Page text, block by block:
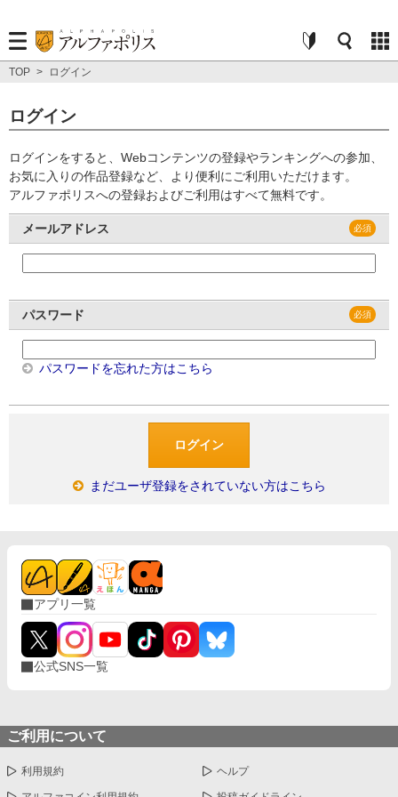
TOP > ログイン
ログイン
ログインをすると、Webコンテンツの登録やランキングへの参加、
お気に入りの作品登録など、より便利にご利用いただけます。
アルファポリスへの登録およびご利用はすべて無料です。
メールアドレス
パスワード
パスワードを忘れた方はこちら
まだユーザ登録をされていない方はこちら
アプリ一覧
公式SNS一覧
ご利用について
利用規約 ヘルプ